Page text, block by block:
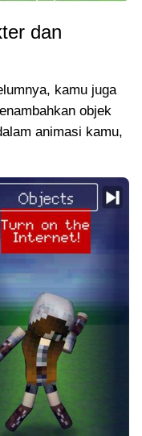
dan
kamu juga
objek
animasi kamu,